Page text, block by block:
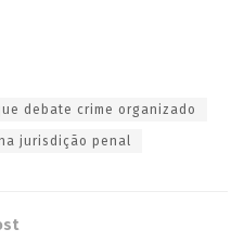
debate crime organizado
jurisdição penal